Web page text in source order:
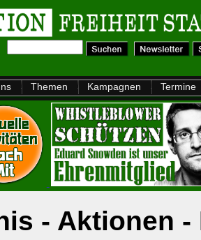
Themen Kampagnen Termine
- Aktionen -